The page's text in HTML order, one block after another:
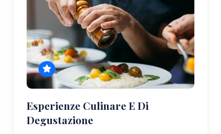
Esperienze Culinare E Di
Degustazione